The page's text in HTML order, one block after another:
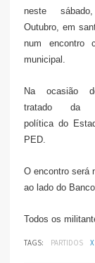
neste
Outubro, em
num encontro
municipal.
Na ocasião
tratado da
política do
PED.
O encontro será
ao lado do
Todos os
TAGS: PARTIDOS X